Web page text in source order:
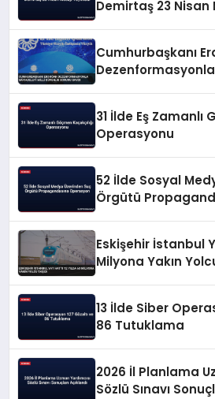
Demirtaş 23 Nisan
Cumhurbaşkanı
31 İlde Eş Zamanlı
Operasyonu
52 İlde Sosyal
Örgütü
Eskişehir İstanbul
Milyona Yakın
13 İlde Siber
86 Tutuklama
2026 İl Planlama
Sözlü Sınavı